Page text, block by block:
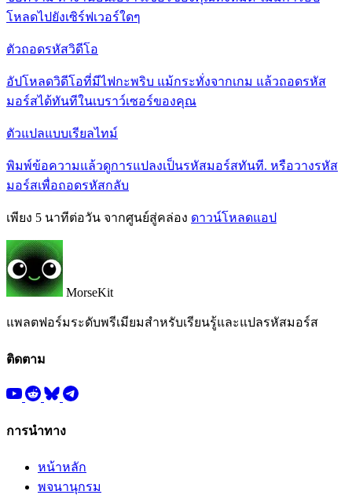
โหลดไปยังเซิร์ฟเวอร์ใดๆ
ตัวถอดรหัสวิดีโอ
อัปโหลดวิดีโอที่มีไฟกะพริบ แม้กระทั่งจากเกม แล้วถอดรหัส
มอร์สได้ทันทีในเบราว์เซอร์ของคุณ
ตัวแปลแบบเรียลไทม์
พิมพ์ข้อความแล้วดูการแปลงเป็นรหัสมอร์สทันที. หรือวางรหัส
มอร์สเพื่อถอดรหัสกลับ
เพียง 5 นาทีต่อวัน จากศูนย์สู่คล่อง ดาวน์โหลดแอป
MorseKit
แพลตฟอร์มระดับพรีเมียมสำหรับเรียนรู้และแปลรหัสมอร์ส
ติดตาม
การนำทาง
หน้าหลัก
พจนานุกรม